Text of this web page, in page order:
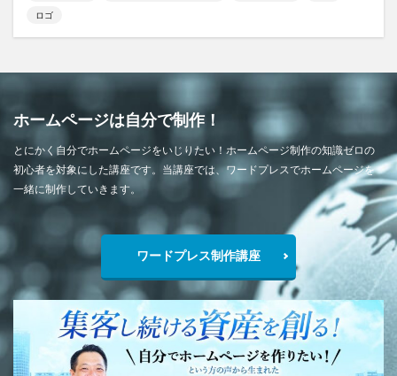
ロゴ
ホームページは自分で制作！
とにかく自分でホームページをいじりたい！ホームページ制作の知識ゼロの
初心者を対象にした講座です。当講座では、ワードプレスでホームページを
一緒に制作していきます。
ワードプレス制作講座